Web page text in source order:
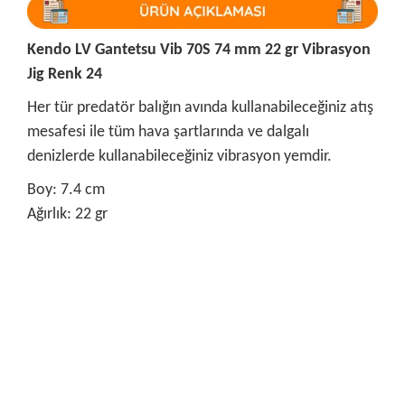
Kendo LV Gantetsu Vib 70S 74 mm 22 gr Vibrasyon
Jig Renk 24
Her tür predatör balığın avında kullanabileceğiniz atış
mesafesi ile tüm hava şartlarında ve dalgalı
denizlerde kullanabileceğiniz vibrasyon yemdir.
Boy: 7.4 cm
Ağırlık: 22 gr